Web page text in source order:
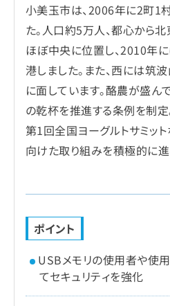
小美玉市は、2006年に2町1
た。人口約5万人、都心から
ほぼ中央に位置し、2010年
港しました。また、西には筑
に面しています。酪農が盛ん
の乾杯を推進する条例を制
第1回全国ヨーグルトサミッ
向けた取り組みを積極的に進
ポイント
USBメモリの使用者や使
てセキュリティを強化